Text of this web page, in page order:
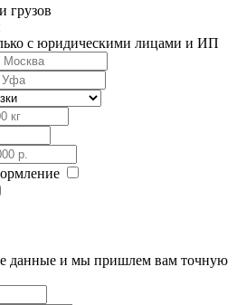
грузов
с юридическими лицами и ИП
данные и мы пришлем вам точную